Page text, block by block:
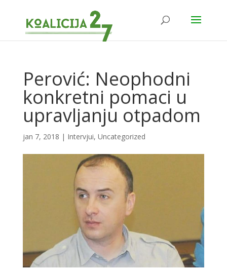
Perović: Neophodni
konkretni pomaci u
upravljanju otpadom
jan 7, 2018 | Intervjui, Uncategorized